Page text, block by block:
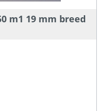
m1 19 mm breed